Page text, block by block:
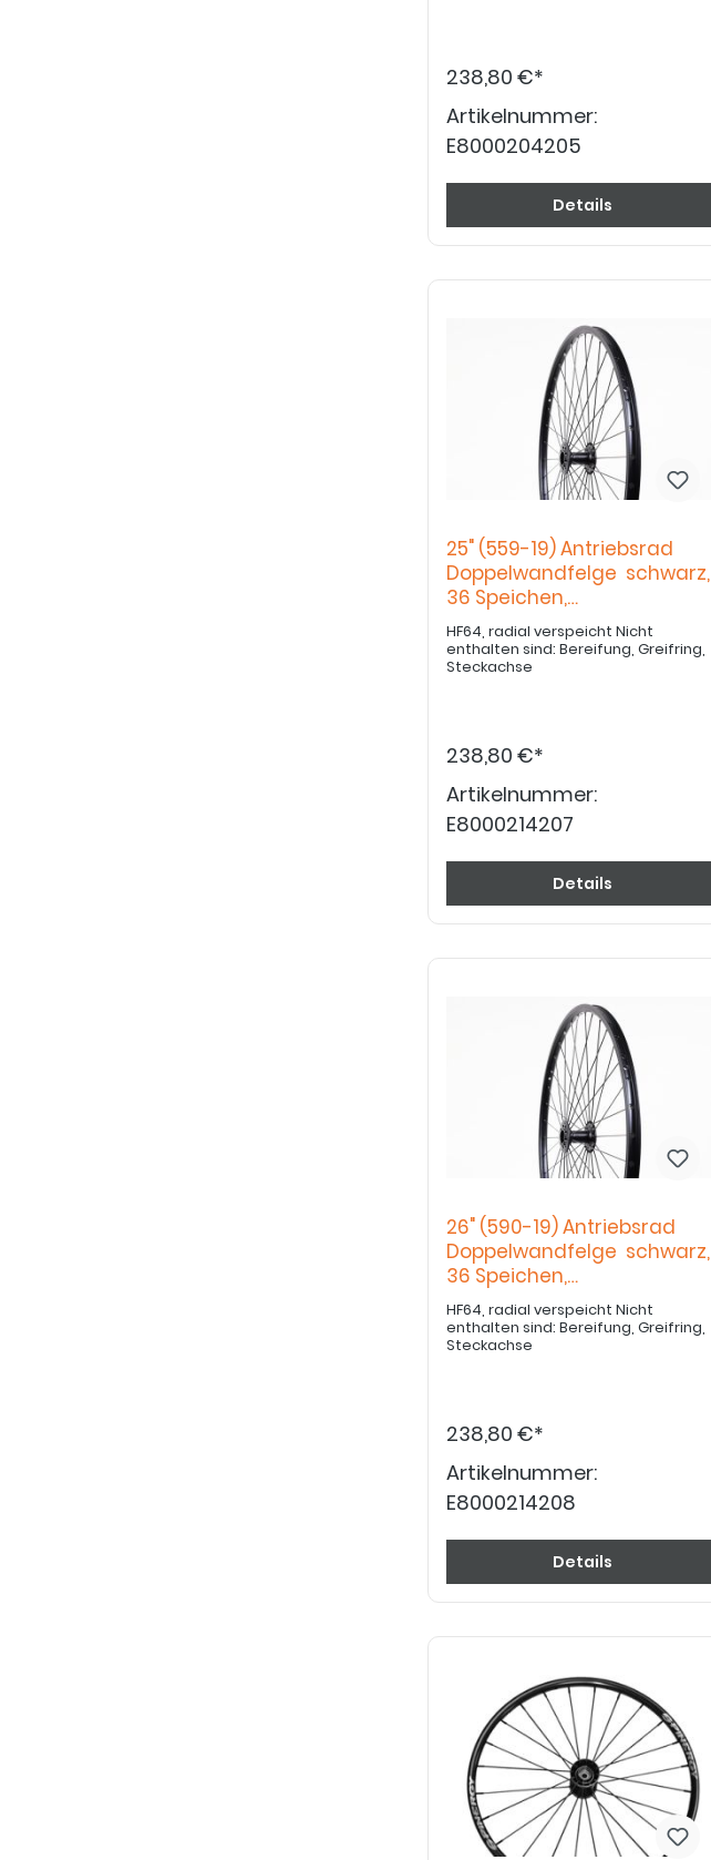
238,80 €*
Artikelnummer:
E8000204205
Details
25" (559-19) Antriebsrad
Doppelwandfelge schwarz,
36 Speichen,
Hochflanschnabe
HF64, radial verspeicht Nicht
enthalten sind: Bereifung, Greifring,
Steckachse
238,80 €*
Artikelnummer:
E8000214207
Details
26" (590-19) Antriebsrad
Doppelwandfelge schwarz,
36 Speichen,
Hochflanschnabe
HF64, radial verspeicht Nicht
enthalten sind: Bereifung, Greifring,
Steckachse
238,80 €*
Artikelnummer:
E8000214208
Details